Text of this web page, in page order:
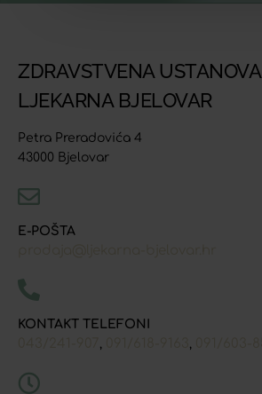
ZDRAVSTVENA USTANOVA
LJEKARNA BJELOVAR
Petra Preradovića 4
43000 Bjelovar
E-POŠTA
KONTAKT TELEFONI